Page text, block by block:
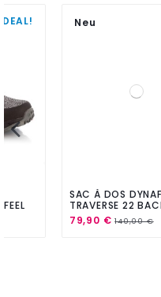
SAC À DOS DYNAFIT
TRAVERSE 22 BACKPACK
BEET RED
79,90 €140,00 €